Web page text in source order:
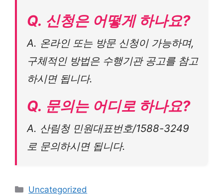
Q. 신청은 어떻게 하나요?
A. 온라인 또는 방문 신청이 가능하며,
구체적인 방법은 수행기관 공고를 참고
하시면 됩니다.
Q. 문의는 어디로 하나요?
A. 산림청 민원대표번호/1588-3249
로 문의하시면 됩니다.
Categories
Uncategorized